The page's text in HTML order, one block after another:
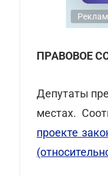
ПРАВОВОЕ
Депутаты
местах.
проекте